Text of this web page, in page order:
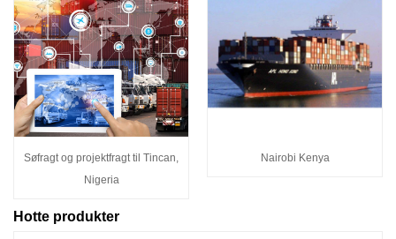
Søfragt og projektfragt til Tincan,
Nigeria
Nairobi Kenya
Hotte produkter